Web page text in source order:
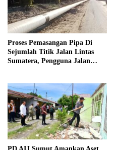
Proses Pemasangan Pipa Di
Sejumlah Titik Jalan Lintas
Sumatera, Pengguna Jalan